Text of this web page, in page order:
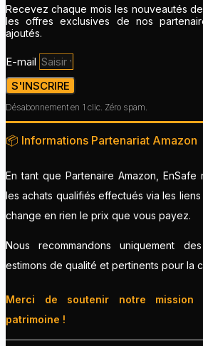
Recevez chaque mois les nouveautés
les offres exclusives de nos
ajoutés.
E-mail
S'INSCRIRE
Désabonnement en 1 clic. Zéro spam.
📦 Informations Partenariat Amazon
En tant que Partenaire Amazon,
les achats qualifiés effectués via les
change en rien le prix que vous payez.
Nous recommandons uniquement
estimons de qualité et pertinents pour la
Merci de soutenir notre mission
patrimoine !